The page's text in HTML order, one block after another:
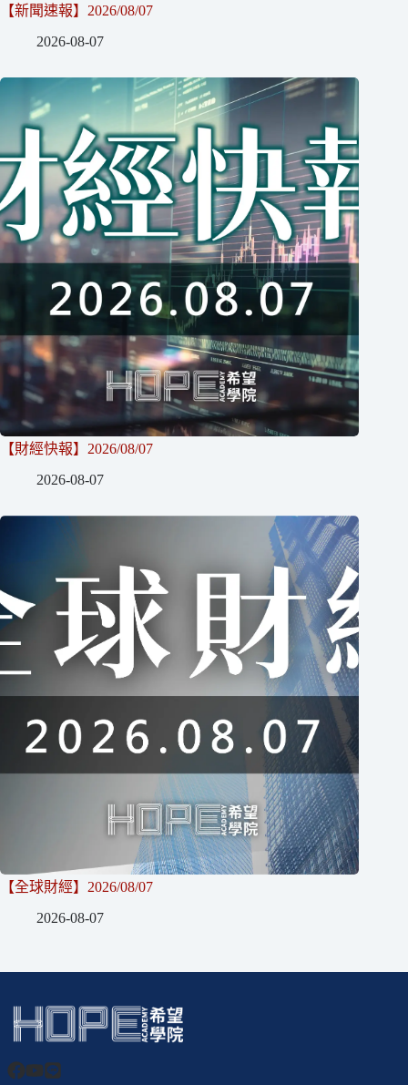
【新聞速報】2026/08/07
2026-08-07
【財經快報】2026/08/07
2026-08-07
【全球財經】2026/08/07
2026-08-07